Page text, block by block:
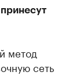
метод
сеть